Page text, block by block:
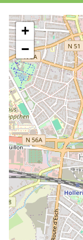
+
−